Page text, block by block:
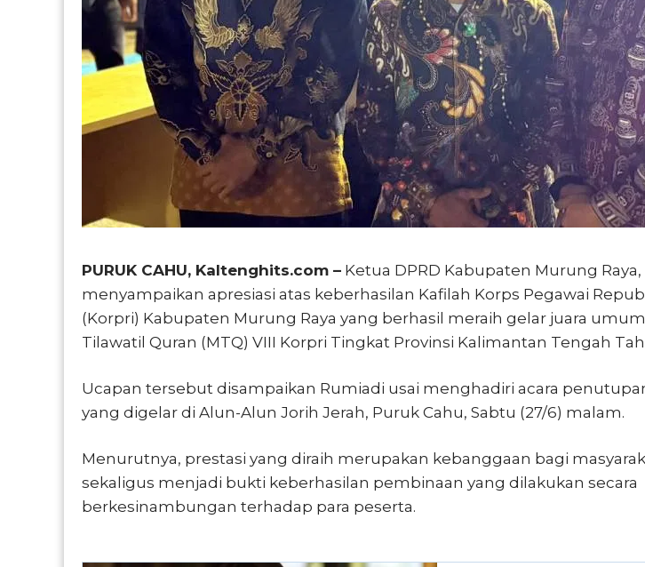
PURUK CAHU, Kaltenghits.com – Ketua DPRD Kabupaten Murung
menyampaikan apresiasi atas keberhasilan Kafilah Korps Pegawai
(Korpri) Kabupaten Murung Raya yang berhasil meraih gelar juara
Tilawatil Quran (MTQ) VIII Korpri Tingkat Provinsi Kalimantan Tengah
Ucapan tersebut disampaikan Rumiadi usai menghadiri acara
yang digelar di Alun-Alun Jorih Jerah, Puruk Cahu, Sabtu (27/6) malam.
Menurutnya, prestasi yang diraih merupakan kebanggaan bagi
sekaligus menjadi bukti keberhasilan pembinaan yang dilakukan secara
berkesinambungan terhadap para peserta.